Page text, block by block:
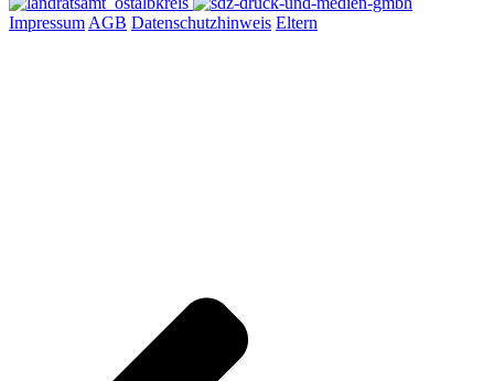
Impressum AGB Datenschutzhinweis Eltern